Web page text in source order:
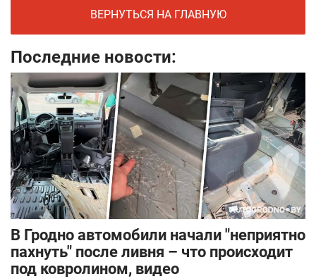
ВЕРНУТЬСЯ НА ГЛАВНУЮ
Последние новости:
В Гродно автомобили начали "неприятно
пахнуть" после ливня – что происходит
под ковролином, видео